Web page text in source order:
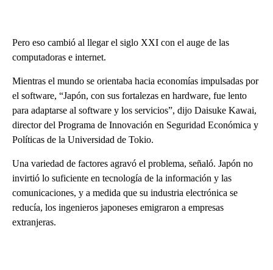
Pero eso cambió al llegar el siglo XXI con el auge de las
computadoras e internet.
Mientras el mundo se orientaba hacia economías impulsadas por
el software, “Japón, con sus fortalezas en hardware, fue lento
para adaptarse al software y los servicios”, dijo Daisuke Kawai,
director del Programa de Innovación en Seguridad Económica y
Políticas de la Universidad de Tokio.
Una variedad de factores agravó el problema, señaló. Japón no
invirtió lo suficiente en tecnología de la información y las
comunicaciones, y a medida que su industria electrónica se
reducía, los ingenieros japoneses emigraron a empresas
extranjeras.